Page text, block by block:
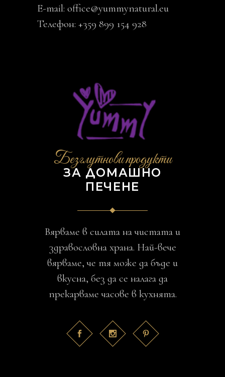
E-mail: office@yummynatural.eu
Телефон: +359 899 154 928
Безглутнови продукти
ЗА ДОМАШНО
ПЕЧЕНЕ
Вярваме в силата на чистата и
здравословна храна. Най-вече
вярваме, че тя може да бъде и
вкусна, без да се налага да
прекарваме часове в кухнята.